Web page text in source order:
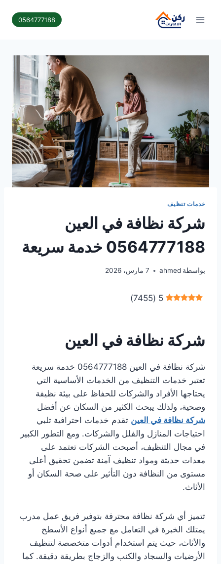
0564777188
خدمات تنظيف
شركة نظافة في العين
0564777188 خدمة سريعة
بواسطة ahmed 7 مارس، 2026
5
(
7455
)
شركة نظافة في العين
شركة نظافة في العين 0564777188 خدمة سريعة
تعتبر خدمات التنظيف من الخدمات الأساسية التي
يحتاجها الأفراد والشركات للحفاظ على بيئة نظيفة
وصحية، ولذلك يبحث الكثير من السكان عن أفضل
شركة نظافة في العين تقدم خدمات احترافية تلبي
احتياجات المنازل والفلل والشركات. ومع التطور الكبير
في مجال التنظيف، أصبحت الشركات تعتمد على
معدات حديثة ومواد تنظيف آمنة تضمن تحقيق أعلى
مستوى من النظافة دون التأثير على صحة السكان أو
الأثاث.
تتميز أي شركة نظافة محترفة بتوفير فريق عمل مدرب
يمتلك الخبرة في التعامل مع جميع أنواع الأسطح
والأثاث، حيث يتم استخدام أدوات متخصصة لتنظيف
الأرضيات والسجاد والكنب والزجاج بطريقة دقيقة. كما